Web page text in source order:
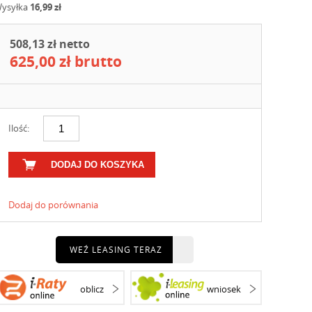
16,99 zł
508,13 zł netto
625,00 zł brutto
Ilość:
DODAJ DO KOSZYKA
Dodaj do porównania
WEŹ LEASING TERAZ
oblicz wniosek